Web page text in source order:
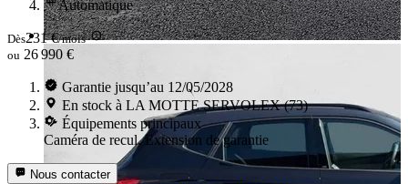
Automatique
Dès231 €/mois
ou 26 990 €
Garantie jusqu’au 12/05/2028
En stock à LA MOTTE SERVOLEX (73)
Équipements principaux
Caméra de recul, Extension de garantie
Nous contacter